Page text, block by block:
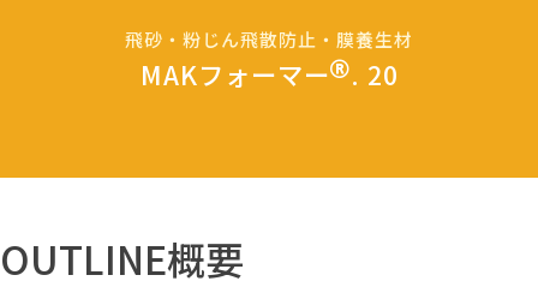
飛砂・粉じん飛散防止・膜養生材
MAKフォーマー . 20
OUTLINE概要